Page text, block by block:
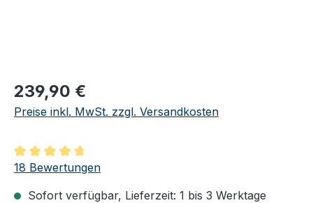
Regulärer Preis:
239,90 €
Preise inkl. MwSt. zzgl. Versandkosten
Durchschnittliche Bewertung von 4.83 von 5 Sternen
18 Bewertungen
Sofort verfügbar, Lieferzeit: 1 bis 3 Werktage